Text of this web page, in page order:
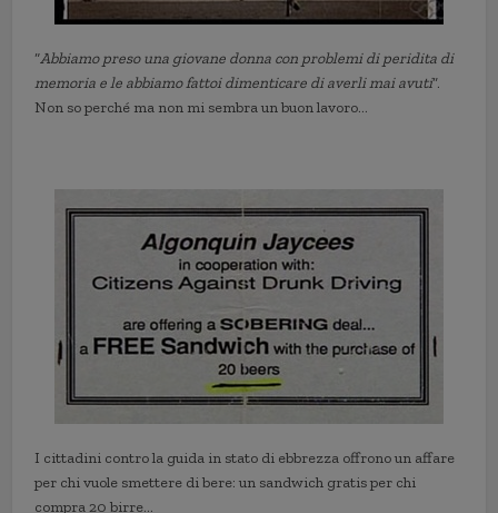
“Abbiamo preso una giovane donna con problemi di peridita di
memoria e le abbiamo fattoi dimenticare di averli mai avuti”.
Non so perché ma non mi sembra un buon lavoro…
I cittadini contro la guida in stato di ebbrezza offrono un affare
per chi vuole smettere di bere: un sandwich gratis per chi
compra 20 birre…